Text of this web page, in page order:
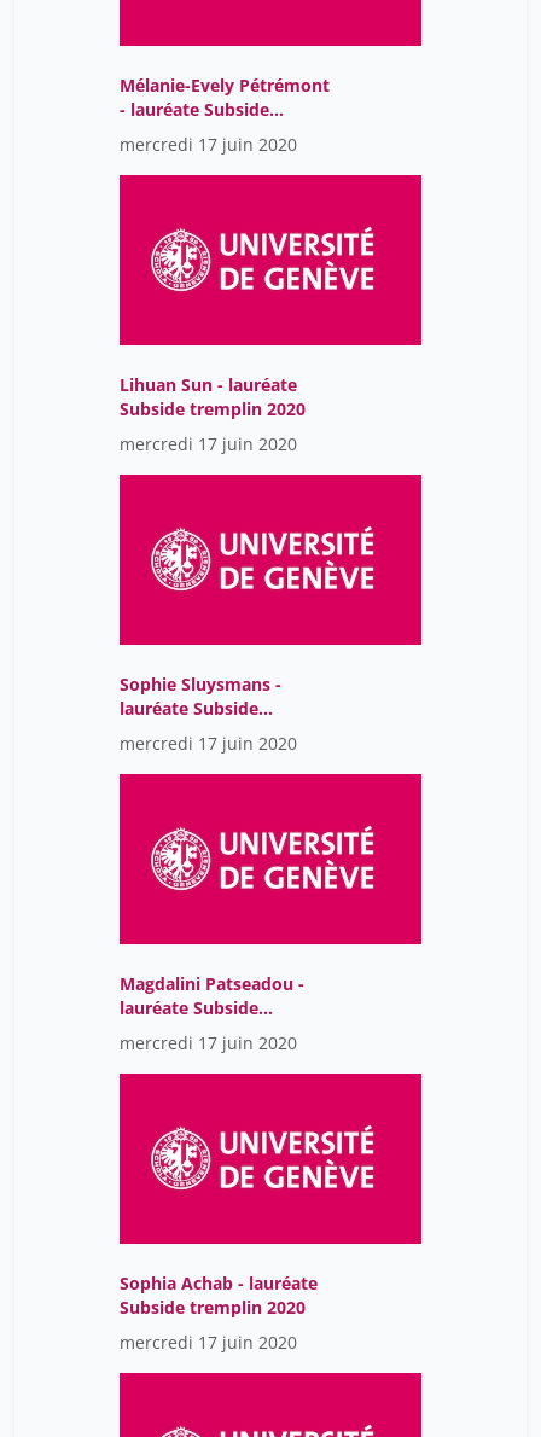
Noventa Alexis
Patseadou Magdalini
Pelletier Denis
Piguet Laure
Pétrémont Mélanie-Evely
Sluysmans Sophie 11
Stollar Fabiola
Testori Olinda 11
Wiberg Pedersen Else Marie
feneuil anthony
waterlot ghislain
Mélanie-Evely Pétrémont
- lauréate Subside
tremplin 2020
mercredi 17 juin 2020
Lihuan Sun - lauréate
Subside tremplin 2020
mercredi 17 juin 2020
Sophie Sluysmans -
lauréate Subside
tremplin 2020
mercredi 17 juin 2020
Magdalini Patseadou -
lauréate Subside
tremplin 2020
mercredi 17 juin 2020
Sophia Achab - lauréate
Subside tremplin 2020
mercredi 17 juin 2020